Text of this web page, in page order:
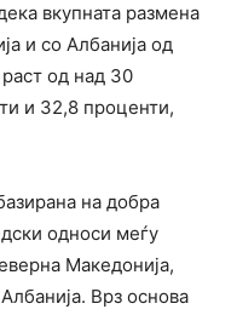
вкупната размена
и со Албанија од
од над 30
и 32,8 проценти,
на добра
односи меѓу
Македонија,
Врз основа